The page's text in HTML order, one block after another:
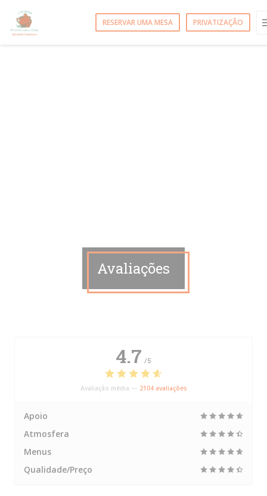
RESERVAR UMA MESA PRIVATIZAÇÃO
Avaliações
4.7 /5
Avaliação média — 2104 avaliações
Apoio
Atmosfera
Menus
Qualidade/Preço